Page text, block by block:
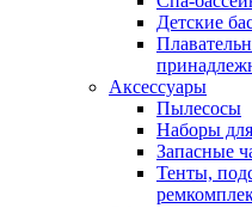
Детские
Аксессуары
Пылесосы
Наборы
Запасные
Тенты,